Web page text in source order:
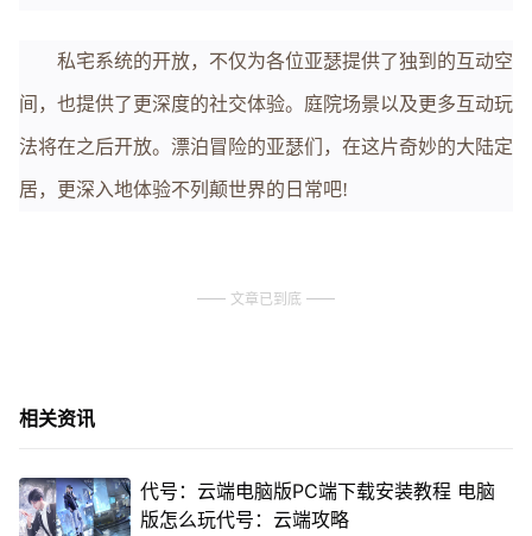
私宅系统的开放，不仅为各位亚瑟提供了独到的互动空
间，也提供了更深度的社交体验。庭院场景以及更多互动玩
法将在之后开放。漂泊冒险的亚瑟们，在这片奇妙的大陆定
居，更深入地体验不列颠世界的日常吧!
文章已到底
相关资讯
代号：云端电脑版PC端下载安装教程 电脑
版怎么玩代号：云端攻略